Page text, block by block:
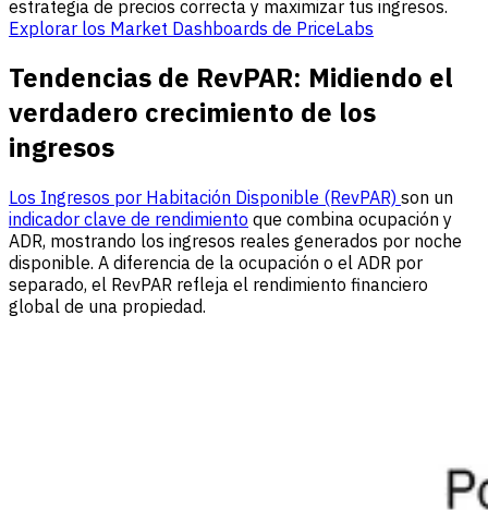
estrategia de precios correcta y maximizar tus ingresos.
Explorar los Market Dashboards de PriceLabs
Tendencias de RevPAR: Midiendo el
verdadero crecimiento de los
ingresos
Los Ingresos por Habitación Disponible (RevPAR) son un
indicador clave de rendimiento que combina ocupación y
ADR, mostrando los ingresos reales generados por noche
disponible. A diferencia de la ocupación o el ADR por
separado, el RevPAR refleja el rendimiento financiero
global de una propiedad.